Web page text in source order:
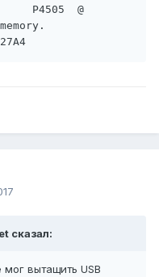
сказал:
вытащить USB